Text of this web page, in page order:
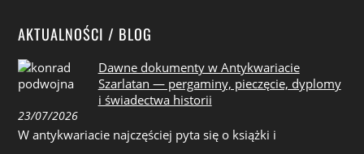
AKTUALNOŚCI / BLOG
Dawne dokumenty w Antykwariacie
Szarlatan — pergaminy, pieczęcie, dyplomy
i świadectwa historii
23/07/2026
W antykwariacie najczęściej pyta się o książki i